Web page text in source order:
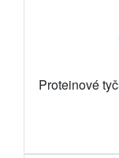
Proteinové